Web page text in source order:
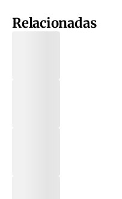
Relacionadas